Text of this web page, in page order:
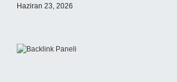
Haziran 23, 2026